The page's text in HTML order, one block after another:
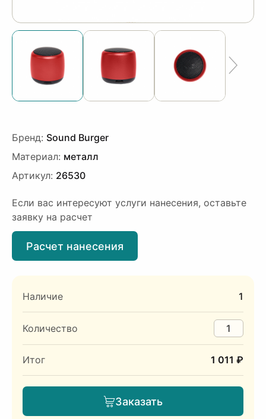
Бренд: Sound Burger
Материал: металл
Артикул: 26530
Если вас интересуют услуги нанесения, оставьте
заявку на расчет
Расчет нанесения
Наличие 1
Количество
Итог 1 011 ₽
Заказать